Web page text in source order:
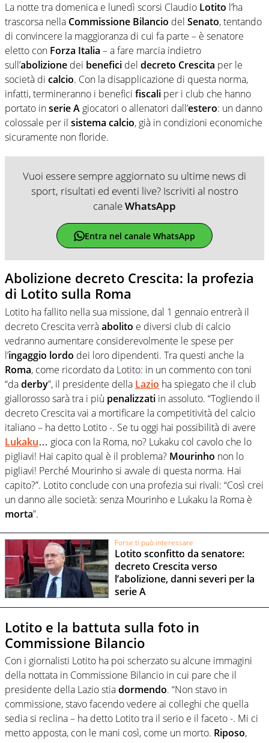
La notte tra domenica e lunedì scorsi Claudio Lotito l’ha
trascorsa nella Commissione Bilancio del Senato, tentando
di convincere la maggioranza di cui fa parte – è senatore
eletto con Forza Italia – a fare marcia indietro
sull’abolizione dei benefici del decreto Crescita per le
società di calcio. Con la disapplicazione di questa norma,
infatti, termineranno i benefici fiscali per i club che hanno
portato inserie Agiocatori o allenatori dall’estero: un danno
colossale per il sistema calcio, già in condizioni economiche
sicuramente non floride.
Vuoi essere sempre aggiornato su ultime news di
sport, risultati ed eventi live? Iscriviti al nostro
canaleWhatsApp
Entra nel canale WhatsApp
Abolizione decreto Crescita: la profezia
di Lotito sulla Roma
Lotito ha fallito nella sua missione, dal 1 gennaio entrerà il
decreto Crescita verràabolito e diversi club di calcio
vedranno aumentare considerevolmente le spese per
l’ingaggio lordo dei loro dipendenti. Tra questi anche la
Roma, come ricordato da Lotito: in un commento con toni
“daderby”, il presidente della Lazio ha spiegato che il club
giallorosso sarà tra i più penalizzati in assoluto. “Togliendo il
decreto Crescita vai a mortificare la competitività del calcio
italiano – ha detto Lotito -. Se tu oggi hai possibilità di avere
Lukaku… gioca con la Roma, no? Lukaku col cavolo che lo
pigliavi! Hai capito qual è il problema? Mourinho non lo
pigliavi! Perché Mourinho si avvale di questa norma. Hai
capito?”. Lotito conclude con una profezia sui rivali: “Così crei
un danno alle società: senza Mourinho e Lukaku la Roma è
morta”.
Forse ti può interessare
Lotito sconfitto da senatore:
decreto Crescita verso
l’abolizione, danni severi per la
serie A
Lotito e la battuta sulla foto in
Commissione Bilancio
Con i giornalisti Lotito ha poi scherzato su alcune immagini
della nottata in Commissione Bilancio in cui pare che il
presidente della Lazio stiadormendo. “Non stavo in
commissione, stavo facendo vedere ai colleghi che quella
sedia si reclina – ha detto Lotito tra il serio e il faceto -. Mi ci
metto apposta, con le mani così, come un morto. Riposo,